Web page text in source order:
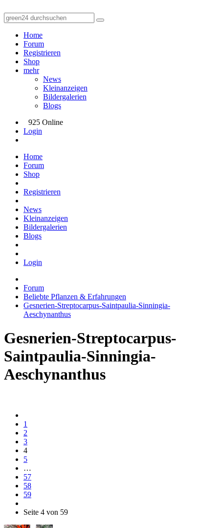
Home
Forum
Registrieren
Shop
mehr
News
Kleinanzeigen
Bildergalerien
Blogs
925 Online
Login
Home
Forum
Shop
Registrieren
News
Kleinanzeigen
Bildergalerien
Blogs
Login
Forum
Beliebte Pflanzen & Erfahrungen
Gesnerien-Streptocarpus-Saintpaulia-Sinningia-
Aeschynanthus
Gesnerien-Streptocarpus-
Saintpaulia-Sinningia-
Aeschynanthus
1
2
3
4
5
…
57
58
59
Seite 4 von 59